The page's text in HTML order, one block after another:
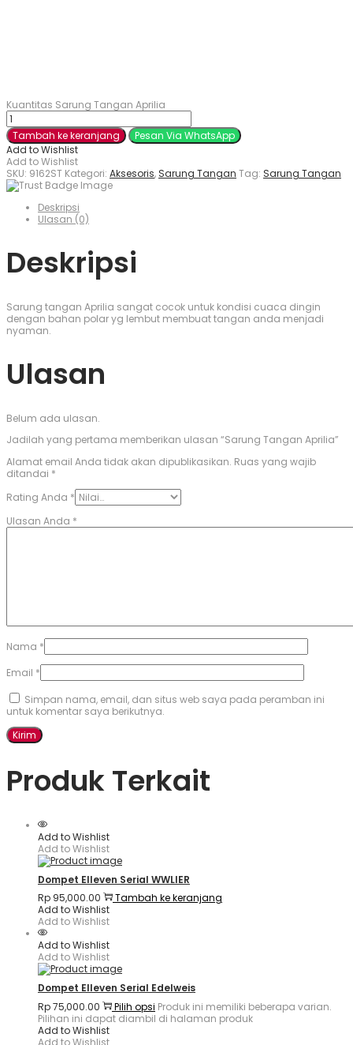
Kuantitas Sarung Tangan Aprilia
Tambah ke keranjang
Pesan Via WhatsApp
Add to Wishlist
Add to Wishlist
SKU: 9162ST Kategori: Aksesoris, Sarung Tangan Tag: Sarung Tangan
Deskripsi
Ulasan (0)
Deskripsi
Sarung tangan Aprilia sangat cocok untuk kondisi cuaca dingin
dengan bahan polar yg lembut membuat tangan anda menjadi
nyaman.
Ulasan
Belum ada ulasan.
Jadilah yang pertama memberikan ulasan “Sarung Tangan Aprilia”
Alamat email Anda tidak akan dipublikasikan. Ruas yang wajib
ditandai *
Rating Anda *
Ulasan Anda *
Nama *
Email *
Simpan nama, email, dan situs web saya pada peramban ini
untuk komentar saya berikutnya.
Produk Terkait
Add to Wishlist
Add to Wishlist
Dompet Elleven Serial WWLIER
Rp 95,000.00
Tambah ke keranjang
Add to Wishlist
Add to Wishlist
Add to Wishlist
Add to Wishlist
Dompet Elleven Serial Edelweis
Rp75,000.00 Pilih opsi Produk ini memiliki beberapa varian.
Pilihan ini dapat diambil di halaman produk
Add to Wishlist